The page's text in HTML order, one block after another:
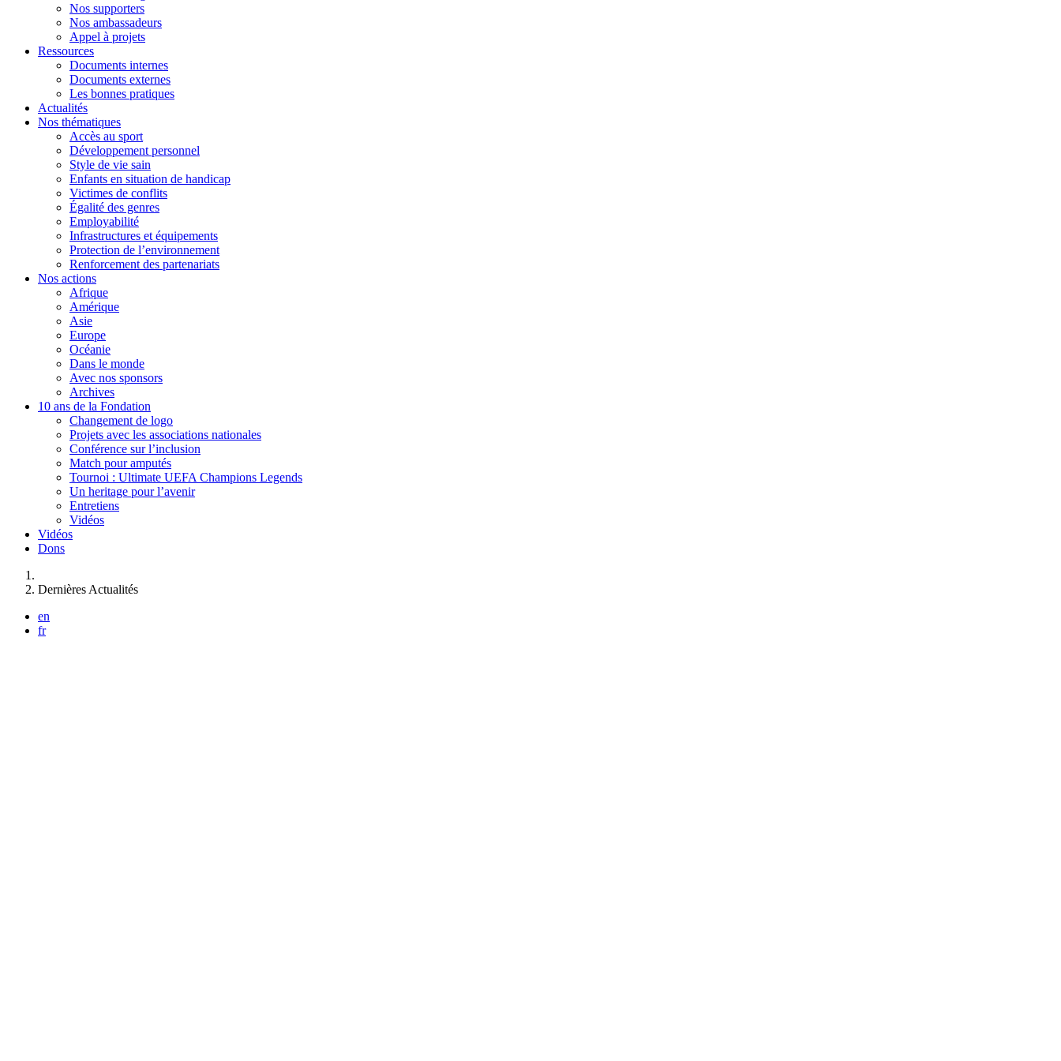
Nos supporters
Nos ambassadeurs
Appel à projets
Ressources
Documents internes
Documents externes
Les bonnes pratiques
Actualités
Nos thématiques
Accès au sport
Développement personnel
Style de vie sain
Enfants en situation de handicap
Victimes de conflits
Égalité des genres
Employabilité
Infrastructures et équipements
Protection de l’environnement
Renforcement des partenariats
Nos actions
Afrique
Amérique
Asie
Europe
Océanie
Dans le monde
Avec nos sponsors
Archives
10 ans de la Fondation
Changement de logo
Projets avec les associations nationales
Conférence sur l’inclusion
Match pour amputés
Tournoi : Ultimate UEFA Champions Legends
Un heritage pour l’avenir
Entretiens
Vidéos
Vidéos
Dons
Vous êtes ici :
Dernières Actualités
en
fr